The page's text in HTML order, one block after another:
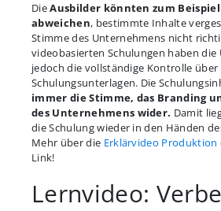
DieAusbilder könnten zum
abweichen, bestimmte Inhalte
Stimme des Unternehmens nicht
videobasierten Schulungen haben die
jedoch die vollständige Kontrolle über
Schulungsunterlagen. Die
immer die Stimme, das Branding
des Unternehmens wider. Damit
die Schulung wieder in den Händen
Mehr über die Erklärvideo Produktion
Link!
Lernvideo: